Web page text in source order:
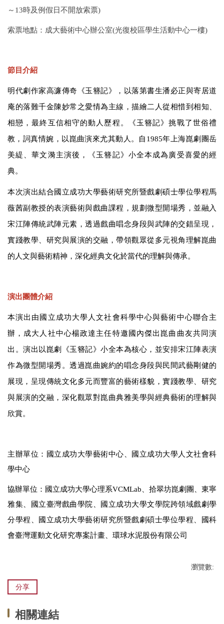
～13時及例假日不開放索票)
索票地點：成大藝術中心辦公室(光復校區學生活動中心一樓)
節目介紹
明代劇作家高濂傳奇《玉簪記》，以落第書生潘必正與寄居道
庵的落難千金陳妙常之愛情為主線，描繪二人從相惜到相知、
相戀，最終互信相守的動人歷程。《玉簪記》挑戰了世俗禮
教，詞真情婉，以崑曲演來尤其動人。自1985年上海崑劇團岳
美緹、華文漪主演後，《玉簪記》小全本成為廣受喜愛的經
典。
本次演出結合國立成功大學藝術研究所暨戲劇碩士學位學程馬
薇茜副教授的表演藝術與戲曲課程，規劃微型開場秀，並融入
宋江陣傳統武陣元素，透過戲曲唱念身段與武陣的交錯呈現，
實踐教學、研究與展演的交融，帶領觀眾從多元視角理解崑曲
的人文與藝術精神，深化經典文化於當代的理解與傳承。
演出團體介紹
本演出由國立成功大學人文社會科學中心與藝術中心聯合主
辦，成大人社中心楊政達主任特邀國內傑出崑曲曲友共同演
出。 演出以崑劇《玉簪記》小全本為核心，並安排宋江陣表演
作為微型開場秀。透過崑曲婉約的唱念身段與民間武藝剛健的
展現，呈現傳統文化多元而豐富的藝術樣貌，實踐教學、研究
與展演的交融，深化觀眾對崑曲典雅美學與經典藝術的理解與
欣賞。
主辦單位：國立成功大學藝術中心、國立成功大學人文社會科
學中心
協辦單位：國立成功大學心理系VCMLab、拾翠坊崑劇團、東寧
雅集、國立臺灣戲曲學院、 國立成功大學文學院跨領域戲劇學
分學程、 國立成功大學藝術研究所暨戲劇碩士學位學程 、國科
會臺灣運動文化研究專案計畫、環球水泥股份有限公司
瀏覽數:
分享
相關連結